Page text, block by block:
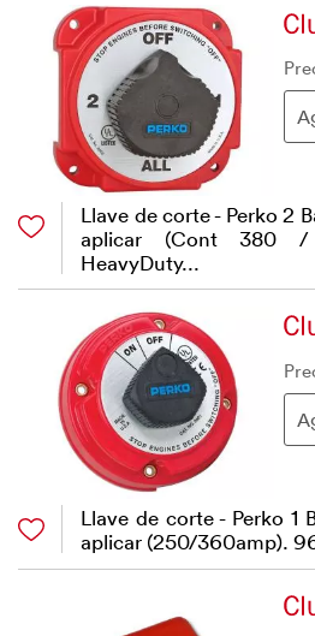
Llave de corte - Perko 2
aplicar (Cont 380
HeavyDuty...
Llave de corte - Perko 1
aplicar (250/360amp).